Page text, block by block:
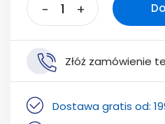
- +
Złóż zamówienie
Dostawa gratis od: